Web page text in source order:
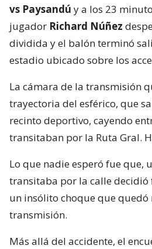
vs Paysandú y a los 23
jugador Richard Núñez
dividida y el balón terminó
estadio ubicado sobre los
La cámara de la transmisión
trayectoria del esférico, que
recinto deportivo, cayendo
transitaban por la Ruta Gral.
Lo que nadie esperó fue que,
transitaba por la calle decidió
un insólito choque que
transmisión.
Más allá del accidente, el